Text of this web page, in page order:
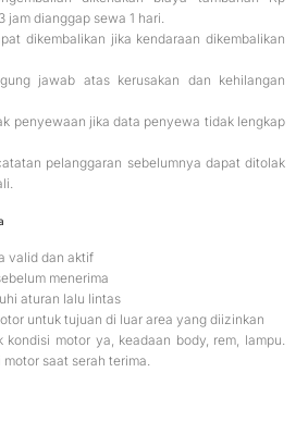
jam dianggap sewa 1 hari.
dikembalikan jika kendaraan dikembalikan
jawab atas kerusakan dan kehilangan
penyewaan jika data penyewa tidak lengkap
pelanggaran sebelumnya dapat ditolak
valid dan aktif
menerima
aturan lalu lintas
untuk tujuan di luar area yang diizinkan
kondisi motor ya, keadaan body, rem, lampu.
saat serah terima.